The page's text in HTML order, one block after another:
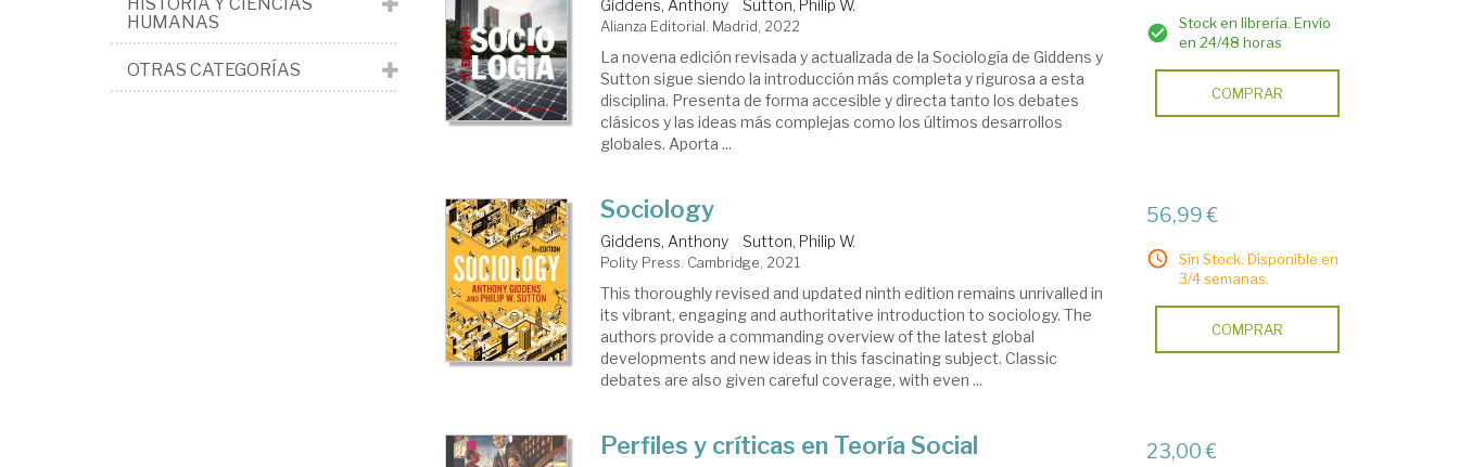
Giddens, Anthony Sutton, Philip W.
Alianza Editorial. Madrid, 2022
La novena edición revisada y actualizada de la Sociología de Giddens y
Sutton sigue siendo la introducción más completa y rigurosa a esta
disciplina. Presenta de forma accesible y directa tanto los debates
clásicos y las ideas más complejas como los últimos desarrollos
globales. Aporta ...
Stock en librería. Envío
en 24/48 horas
COMPRAR
Sociology
Giddens, Anthony Sutton, Philip W.
Polity Press. Cambridge, 2021
This thoroughly revised and updated ninth edition remains unrivalled in
its vibrant, engaging and authoritative introduction to sociology. The
authors provide a commanding overview of the latest global
developments and new ideas in this fascinating subject. Classic
debates are also given careful coverage, with even ...
56,99 €
Sin Stock. Disponible en
3/4 semanas.
COMPRAR
Perfiles y críticas en Teoría Social 23,00 €
HUMANAS
OTRAS CATEGORÍAS